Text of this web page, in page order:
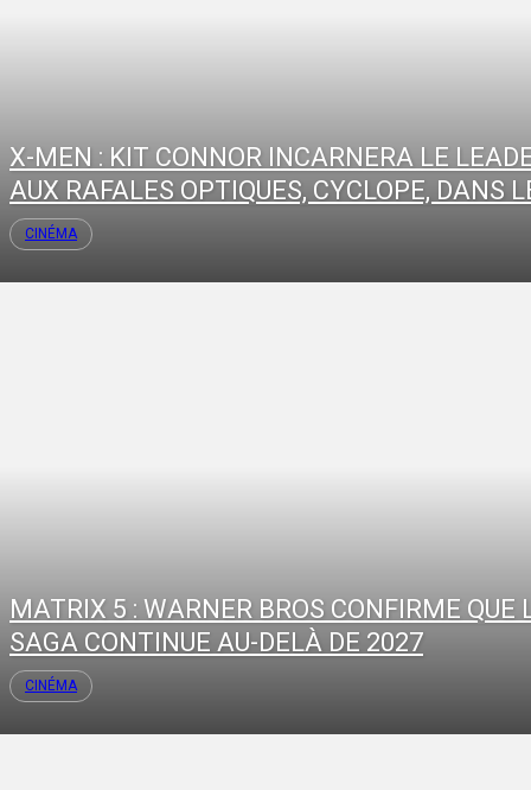
X-MEN : KIT CONNOR INCARNERA LE
AUX RAFALES OPTIQUES, CYCLOPE, DANS
CINÉMA
MATRIX 5 : WARNER BROS CONFIRME QUE
SAGA CONTINUE AU-DELÀ DE 2027
CINÉMA